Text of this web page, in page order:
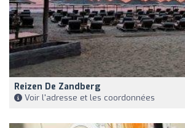
Reizen De Zandberg
Voir l'adresse et les coordonnées